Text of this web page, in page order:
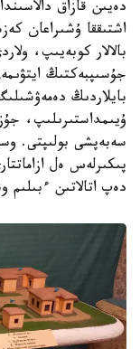
دەيىن قازاق
اشتىققا ۇشىراعان
بالالار كوبەيىپ،
جۇسىپبەكتىڭ
بايلاردىڭ
ۇيىمداستىرىلىپ،
سەبەپشى بولىپتى.
پىكىرلەس ەل
دەپ اتالاتىن ءبىلىم